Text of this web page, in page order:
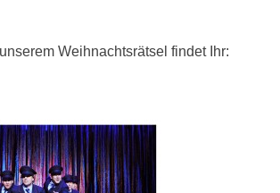
Weihnachtsrätsel findet Ihr: